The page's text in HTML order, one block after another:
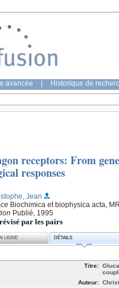
avancée Historique de
receptors: From
responses
Jean
Biochimica et biophysica acta,
Publié, 1995
par les pairs
LIGNE DÉTAILS
Titre:
Auteur: